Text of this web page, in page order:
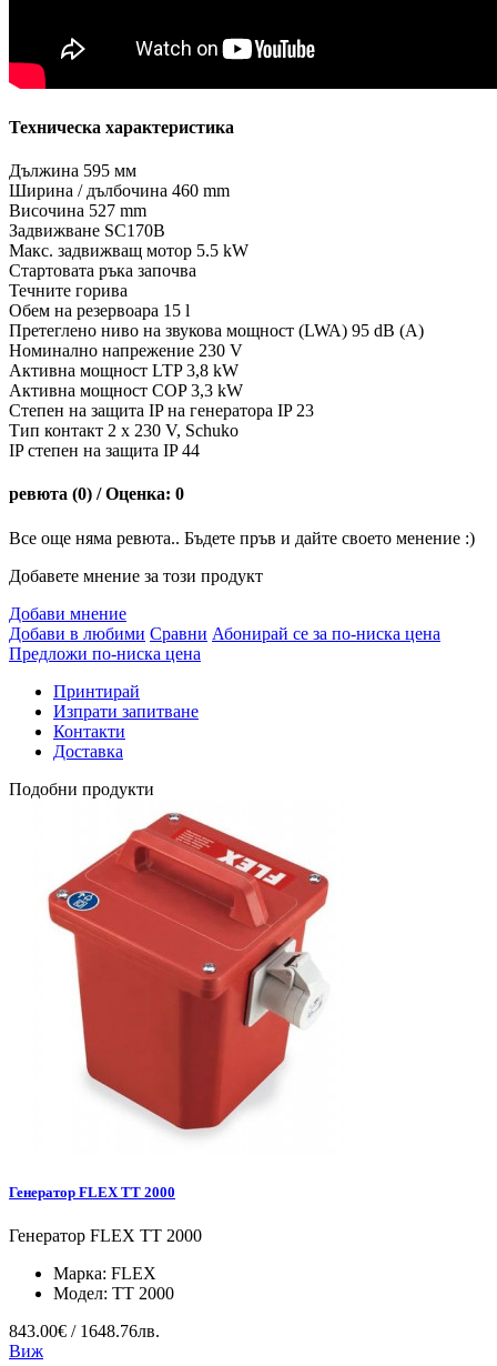
Техническа характеристика
Дължина 595 мм
Ширина / дълбочина 460 mm
Височина 527 mm
Задвижване SC170B
Макс. задвижващ мотор 5.5 kW
Стартовата ръка започва
Течните горива
Обем на резервоара 15 l
Претеглено ниво на звукова мощност (LWA) 95 dB (A)
Номинално напрежение 230 V
Активна мощност LTP 3,8 kW
Активна мощност COP 3,3 kW
Степен на защита IP на генератора IP 23
Тип контакт 2 x 230 V, Schuko
IP степен на защита IP 44
ревюта (0) / Оценка: 0
Все още няма ревюта.. Бъдете пръв и дайте своето менение :)
Добавете мнение за този продукт
Добави мнение
Добави в любими Сравни Абонирай се за по-ниска цена
Предложи по-ниска цена
Принтирай
Изпрати запитване
Контакти
Доставка
Подобни продукти
Генератор FLEX TT 2000
Генератор FLEX TT 2000
Марка: FLEX
Модел: TT 2000
843.00€ / 1648.76лв.
Виж